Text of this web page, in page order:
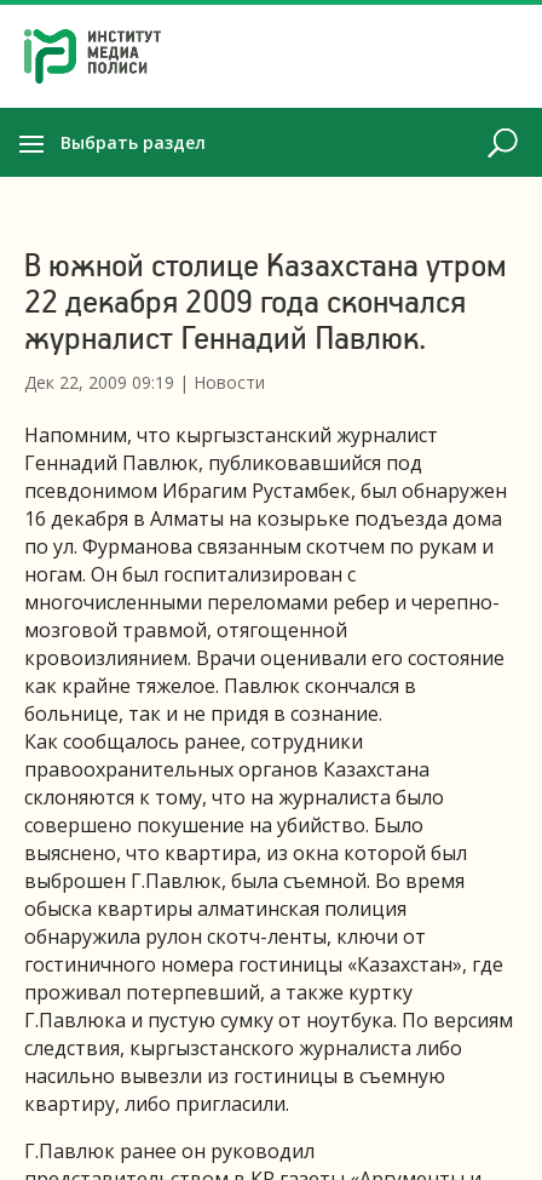
Выбрать раздел
В южной столице Казахстана утром
22 декабря 2009 года скончался
журналист Геннадий Павлюк.
Дек 22, 2009 09:19 | Новости
Напомним, что кыргызстанский журналист
Геннадий Павлюк, публиковавшийся под
псевдонимом Ибрагим Рустамбек, был обнаружен
16 декабря в Алматы на козырьке подъезда дома
по ул. Фурманова связанным скотчем по рукам и
ногам. Он был госпитализирован с
многочисленными переломами ребер и черепно-
мозговой травмой, отягощенной
кровоизлиянием. Врачи оценивали его состояние
как крайне тяжелое. Павлюк скончался в
больнице, так и не придя в сознание.
Как сообщалось ранее, сотрудники
правоохранительных органов Казахстана
склоняются к тому, что на журналиста было
совершено покушение на убийство. Было
выяснено, что квартира, из окна которой был
выброшен Г.Павлюк, была съемной. Во время
обыска квартиры алматинская полиция
обнаружила рулон скотч-ленты, ключи от
гостиничного номера гостиницы «Казахстан», где
проживал потерпевший, а также куртку
Г.Павлюка и пустую сумку от ноутбука. По версиям
следствия, кыргызстанского журналиста либо
насильно вывезли из гостиницы в съемную
квартиру, либо пригласили.
Г.Павлюк ранее он руководил